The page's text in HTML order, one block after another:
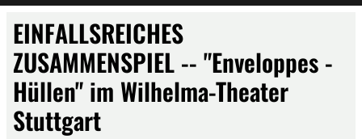
EINFALLSREICHES
ZUSAMMENSPIEL -- "Enveloppes -
Hüllen" im Wilhelma-Theater
Stuttgart